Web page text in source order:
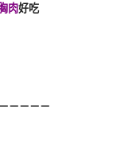
肉好吃
－－－－